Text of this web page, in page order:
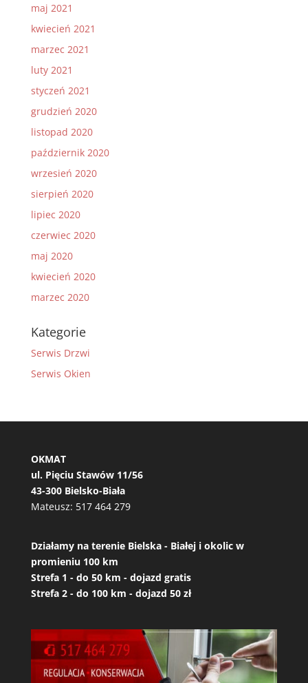
maj 2021
kwiecień 2021
marzec 2021
luty 2021
styczeń 2021
grudzień 2020
listopad 2020
październik 2020
wrzesień 2020
sierpień 2020
lipiec 2020
czerwiec 2020
maj 2020
kwiecień 2020
marzec 2020
Kategorie
Serwis Drzwi
Serwis Okien
OKMAT
ul. Pięciu Stawów 11/56
43-300 Bielsko-Biała
Mateusz: 517 464 279
Działamy na terenie Bielska - Białej i okolic w
promieniu 100 km
Strefa 1 - do 50 km - dojazd gratis
Strefa 2 - do 100 km - dojazd 50 zł